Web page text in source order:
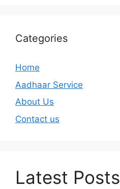
Categories
Home
Aadhaar Service
About Us
Contact us
Latest Posts